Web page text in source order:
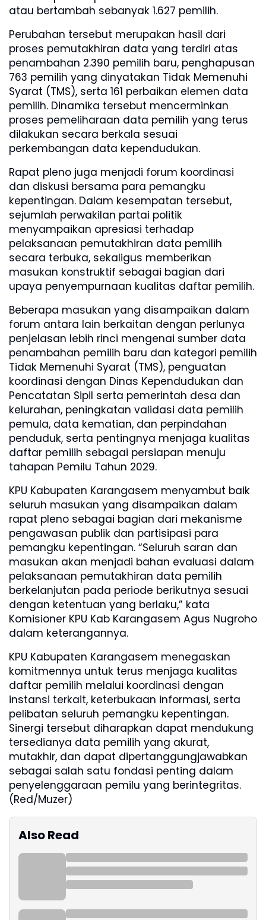
atau bertambah sebanyak 1.627 pemilih.
Perubahan tersebut merupakan hasil dari
proses pemutakhiran data yang terdiri atas
penambahan 2.390 pemilih baru, penghapusan
763 pemilih yang dinyatakan Tidak Memenuhi
Syarat (TMS), serta 161 perbaikan elemen data
pemilih. Dinamika tersebut mencerminkan
proses pemeliharaan data pemilih yang terus
dilakukan secara berkala sesuai
perkembangan data kependudukan.
Rapat pleno juga menjadi forum koordinasi
dan diskusi bersama para pemangku
kepentingan. Dalam kesempatan tersebut,
sejumlah perwakilan partai politik
menyampaikan apresiasi terhadap
pelaksanaan pemutakhiran data pemilih
secara terbuka, sekaligus memberikan
masukan konstruktif sebagai bagian dari
upaya penyempurnaan kualitas daftar pemilih.
Beberapa masukan yang disampaikan dalam
forum antara lain berkaitan dengan perlunya
penjelasan lebih rinci mengenai sumber data
penambahan pemilih baru dan kategori pemilih
Tidak Memenuhi Syarat (TMS), penguatan
koordinasi dengan Dinas Kependudukan dan
Pencatatan Sipil serta pemerintah desa dan
kelurahan, peningkatan validasi data pemilih
pemula, data kematian, dan perpindahan
penduduk, serta pentingnya menjaga kualitas
daftar pemilih sebagai persiapan menuju
tahapan Pemilu Tahun 2029.
KPU Kabupaten Karangasem menyambut baik
seluruh masukan yang disampaikan dalam
rapat pleno sebagai bagian dari mekanisme
pengawasan publik dan partisipasi para
pemangku kepentingan. “Seluruh saran dan
masukan akan menjadi bahan evaluasi dalam
pelaksanaan pemutakhiran data pemilih
berkelanjutan pada periode berikutnya sesuai
dengan ketentuan yang berlaku,” kata
Komisioner KPU Kab Karangasem Agus Nugroho
dalam keterangannya.
KPU Kabupaten Karangasem menegaskan
komitmennya untuk terus menjaga kualitas
daftar pemilih melalui koordinasi dengan
instansi terkait, keterbukaan informasi, serta
pelibatan seluruh pemangku kepentingan.
Sinergi tersebut diharapkan dapat mendukung
tersedianya data pemilih yang akurat,
mutakhir, dan dapat dipertanggungjawabkan
sebagai salah satu fondasi penting dalam
penyelenggaraan pemilu yang berintegritas.
(Red/Muzer)
Also Read